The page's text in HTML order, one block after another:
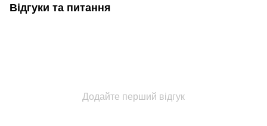
Відгуки та питання
Додайте перший відгук